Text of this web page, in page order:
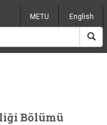
METU English
Bölümü